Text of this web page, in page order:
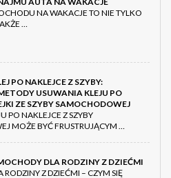
NA WAKACJE TO NIE TYLKO
…
PO NAKLEJCE Z SZYBY:
USUWANIA KLEJU PO
ZE SZYBY SAMOCHODOWEJ
PO NAKLEJCE Z SZYBY
MOŻE BYĆ FRUSTRUJĄCYM …
DLA RODZINY Z DZIEĆMI
Z DZIEĆMI – CZYM SIĘ